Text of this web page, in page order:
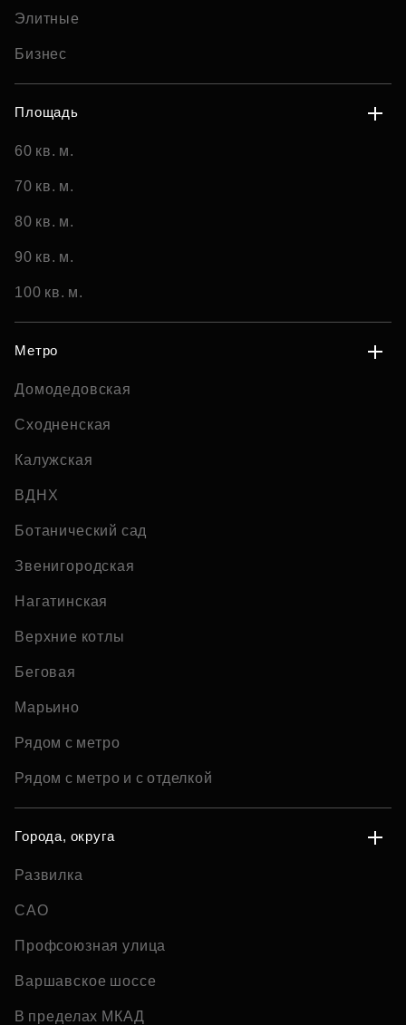
Элитные
Бизнес
Площадь
60 кв. м.
70 кв. м.
80 кв. м.
90 кв. м.
100 кв. м.
Метро
Домодедовская
Сходненская
Калужская
ВДНХ
Ботанический сад
Звенигородская
Нагатинская
Верхние котлы
Беговая
Марьино
Рядом с метро
Рядом с метро и с отделкой
Города, округа
Развилка
САО
Профсоюзная улица
Варшавское шоссе
В пределах МКАД